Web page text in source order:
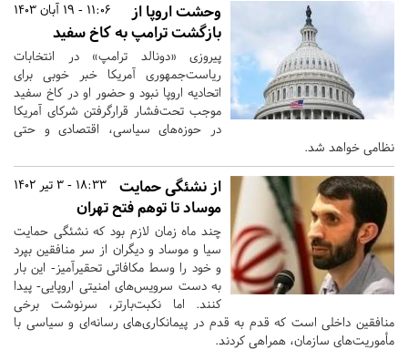
11:06 - 19 آبان 1403
وحشت اروپا از
بازگشت ترامپ به کاخ سفید
پیروزی «دونالد ترامپ» در انتخابات
ریاست‌جمهوری آمریکا خبر خوبی برای
اتحادیه اروپا نبود و حضور او در کاخ سفید
موجب تحت‌فشار قرارگرفتن شرکای آمریکا
در حوزه‌های سیاسی، اقتصادی و حتی
نظامی خواهد شد.
18:33 - 3 تیر 1402
از نشئگی حمایت
موساد تا توهم فتح تهران
چند ماه زمان لازم بود که نشئگی حمایت
سیا و موساد و دیگران از سر منافقین بپرد
و خود را وسط مکافاتی تحقیرآمیز- این بار
به دست سرویس‌های امنیتی اروپایی- پیدا
کنند. اما نکبت‌بارتر، سرنوشت برخی
منافقین داخلی است که قدم به قدم در پیمانکاری‌های رسانه‌ای و سیاسی با
مأموریت‌های سازمان، همراهی کردند.